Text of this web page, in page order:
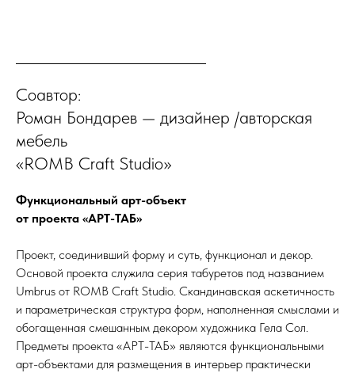
Соавтор:
Роман Бондарев — дизайнер /авторская
мебель
«ROMB Craft Studio»
Функциональный арт-объект
от проекта «АРТ-ТАБ»
Проект, соединивший форму и суть, функционал и декор.
Основой проекта служила серия табуретов под названием
Umbrus от ROMB Craft Studio. Скандинавская аскетичность
и параметрическая структура форм, наполненная смыслами и
обогащенная смешанным декором художника Гела Сол.
Предметы проекта «АРТ-ТАБ» являются функциональными
арт-объектами для размещения в интерьер практически